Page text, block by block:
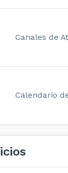
Canales de
Calendario